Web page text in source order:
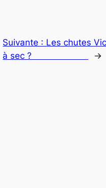
Suivante : Les chutes
à sec ?
→